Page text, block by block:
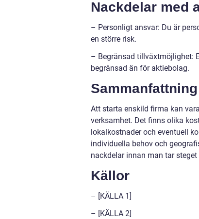
Nackdelar med
– Personligt ansvar: Du är
en större risk.
– Begränsad tillväxtmöjlighet:
begränsad än för aktiebolag.
Sammanfattning
Att starta enskild firma kan
verksamhet. Det finns olika
lokalkostnader och eventuell
individuella behov och
nackdelar innan man tar
Källor
– [KÄLLA 1]
– [KÄLLA 2]